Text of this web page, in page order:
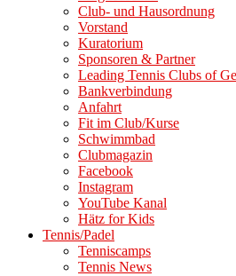
Club- und Hausordnung
Vorstand
Kuratorium
Sponsoren & Partner
Leading Tennis Clubs of
Bankverbindung
Anfahrt
Fit im Club/Kurse
Schwimmbad
Clubmagazin
Facebook
Instagram
YouTube Kanal
Hätz for Kids
Tennis/Padel
Tenniscamps
Tennis News